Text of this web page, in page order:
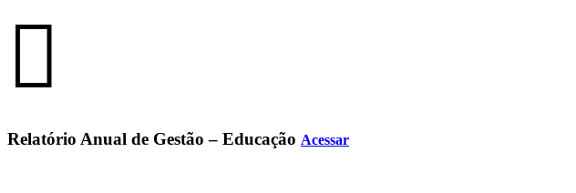
Relatório Anual de Gestão – Educação Acessar